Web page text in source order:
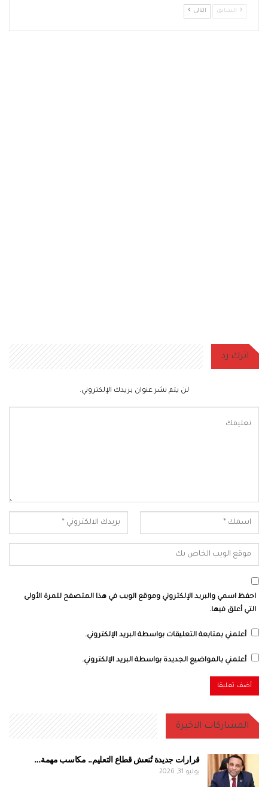
السابق التالي
اترك رد
لن يتم نشر عنوان بريدك الإلكتروني.
احفظ اسمي والبريد الإلكتروني وموقع الويب في هذا المتصفح للمرة الأولى
التي أعلق فيها.
أعلمني بمتابعة التعليقات بواسطة البريد الإلكتروني.
أعلمني بالمواضيع الجديدة بواسطة البريد الإلكتروني.
المشاركات الاخيرة
قرارات جديدة تُنعش قطاع التعليم.. مكاسب مهمة…
يوليو 31, 2026